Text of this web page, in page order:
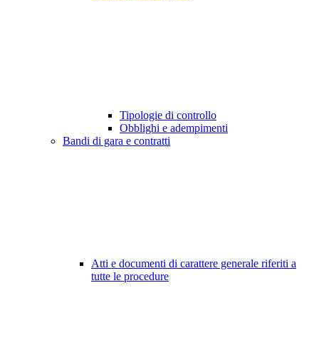
Tipologie di controllo
Obblighi e adempimenti
Bandi di gara e contratti
Atti e documenti di carattere generale riferiti a
tutte le procedure